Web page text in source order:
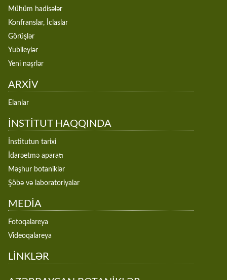
Mühüm hadisələr
Konfranslar, İclaslar
Görüşlər
Yubileylər
Yeni nəşrlər
ARXİV
Elanlar
İNSTİTUT HAQQINDA
İnstitutun tarixi
İdarəetmə aparatı
Məşhur botaniklər
Şöbə və laboratoriyalar
MEDİA
Fotoqalareya
Videoqalareya
LİNKLƏR